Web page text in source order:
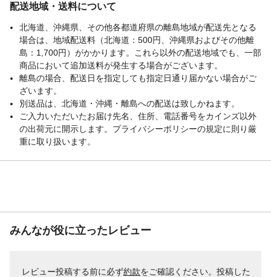
配送地域・送料について
北海道、沖縄県、その他各都道府県の離島地域が配送先となる
場合は、地域配送料（北海道：500円、沖縄県およびその他離
島：1,700円）がかかります。これら以外の配送地域でも、一部
商品において追加送料が発生する場合がございます。
離島の場合、配送日を指定しても指定日通り届かない場合がご
ざいます。
別送品は、北海道・沖縄・離島への配送は致しかねます。
ご入力いただいたお届け先名、住所、電話番号をカインズ以外
の出荷元に開示します。プライバシーポリシーの規定に則り厳
重に取り扱います。
みんなが役に立ったレビュー
レビュー投稿する前に必ず約款をご確認ください。投稿した